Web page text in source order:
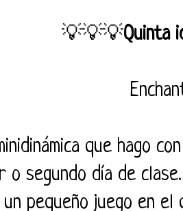
💡💡💡Quinta
que hago
o segundo día de
un pequeño juego en